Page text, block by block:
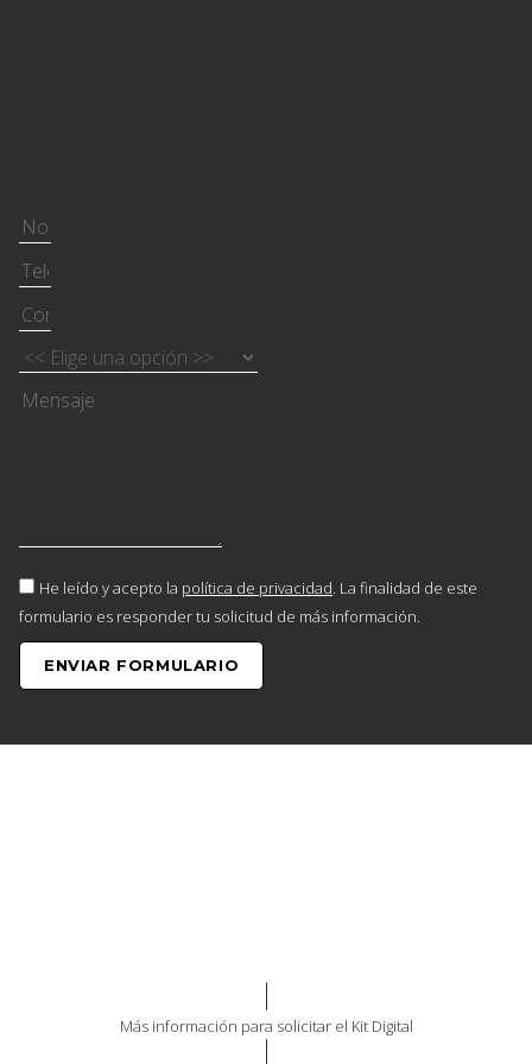
He leído y acepto la política de privacidad. La finalidad de este
formulario es responder tu solicitud de más información.
ENVIAR FORMULARIO
Más información para solicitar el Kit Digital